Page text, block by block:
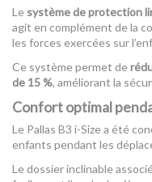
Le système de protection
agit en complément de la
les forces exercées sur
Ce système permet de
de 15 %, améliorant la
Confort optimal
Le Pallas B3 i-Size a été
enfants pendant les
Le dossier inclinable